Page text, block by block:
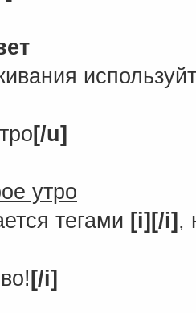
[/u]
утро
тегами [i][/i],
[/i]